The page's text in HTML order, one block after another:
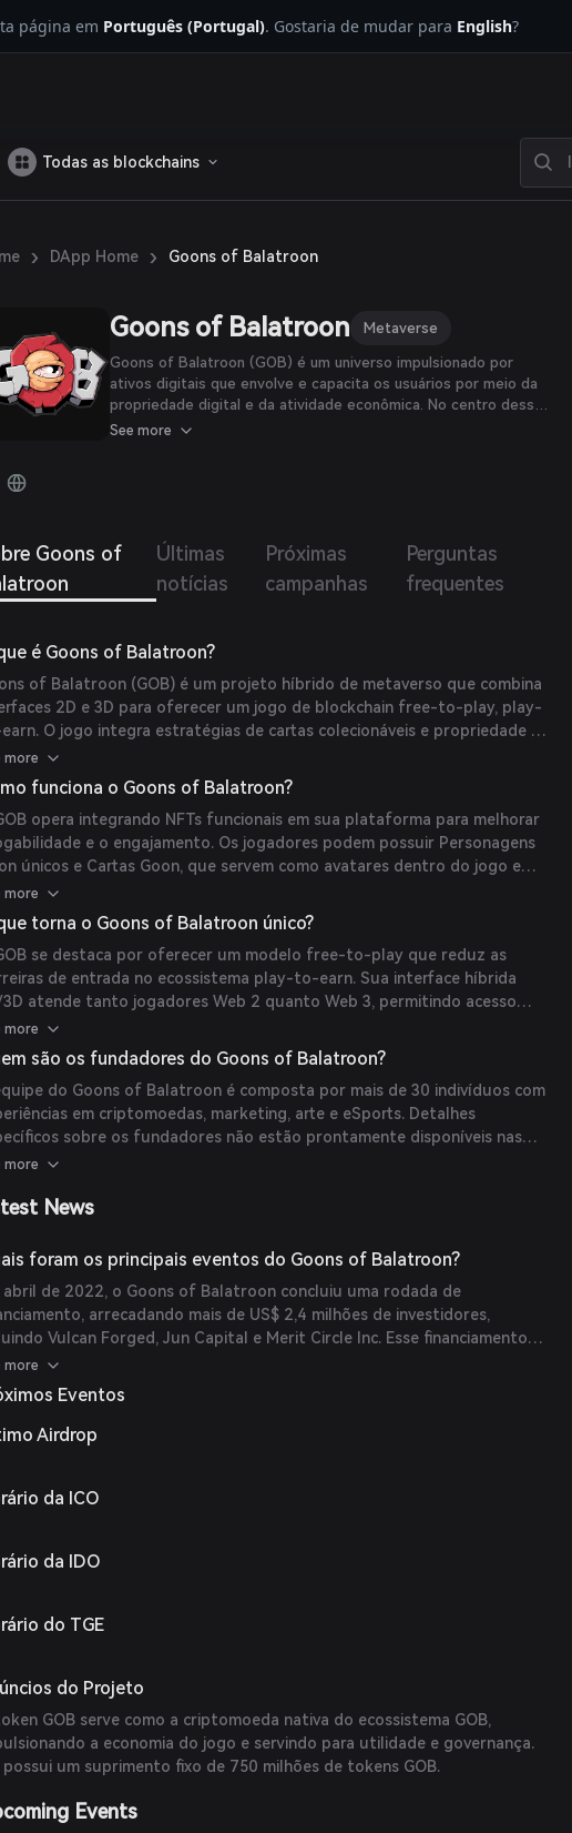
página em Português (Portugal). Gostaria de mudar para English?
Todas as blockchains
› DApp Home › Goons of Balatroon
Goons of Balatroon Metaverse
Goons of Balatroon (GOB) é um universo impulsionado por
ativos digitais que envolve e capacita os usuários por meio da
propriedade digital e da atividade econômica. No centro desse
universo está um jogo de cartas colecionáveis baseado em
de jogar.
See more
Goons of
Últimas
notícias
Próximas
campanhas
Perguntas
frequentes
é Goons of Balatroon?
of Balatroon (GOB) é um projeto híbrido de metaverso que combina
2D e 3D para oferecer um jogo de blockchain free-to-play, play-
O jogo integra estratégias de cartas colecionáveis e propriedade de
visando proporcionar uma experiência divertida para os jogadores.
com Unity e utilizando a blockchain Ethereum juntamente com a
NFTs dentro do jogo, que podem ser negociados em
secundários.
more
funciona o Goons of Balatroon?
opera integrando NFTs funcionais em sua plataforma para melhorar
e o engajamento. Os jogadores podem possuir Personagens
únicos e Cartas Goon, que servem como avatares dentro do jogo e
estratégicos, respectivamente. O jogo foi projetado para ser
sem a necessidade de uma carteira cripto, reduzindo assim as
para jogadores tradicionais.
more
torna o Goons of Balatroon único?
se destaca por oferecer um modelo free-to-play que reduz as
de entrada no ecossistema play-to-earn. Sua interface híbrida
3D atende tanto jogadores Web 2 quanto Web 3, permitindo acesso
carteira cripto. Além disso, o projeto enfatiza uma abordagem
em primeiro lugar”, focando em entregar uma experiência de jogo
antes de introduzir oportunidades de ganho.
more
são os fundadores do Goons of Balatroon?
do Goons of Balatroon é composta por mais de 30 indivíduos com
em criptomoedas, marketing, arte e eSports. Detalhes
sobre os fundadores não estão prontamente disponíveis nas
fornecidas.
more
News
foram os principais eventos do Goons of Balatroon?
abril de 2022, o Goons of Balatroon concluiu uma rodada de
arrecadando mais de US$ 2,4 milhões de investidores,
Vulcan Forged, Jun Capital e Merit Circle Inc. Esse financiamento
como objetivo acelerar o desenvolvimento de seu jogo de cartas e
Além disso, o token GOB foi oficialmente lançado em 31 de
e GameFi.org.
more
Eventos
Airdrop
da ICO
da IDO
do TGE
do Projeto
GOB serve como a criptomoeda nativa do ecossistema GOB,
a economia do jogo e servindo para utilidade e governança.
possui um suprimento fixo de 750 milhões de tokens GOB.
Events